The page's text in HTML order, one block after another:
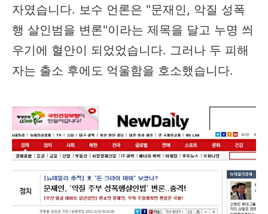
자였습니다. 보수 언론은 "문재인, 악질 성폭
행 살인범을 변론"이라는 제목을 달고 누명 씌
우기에 혈안이 되었었습니다. 그러나 두 피해
자는 출소 후에도 억울함을 호소했습니다.